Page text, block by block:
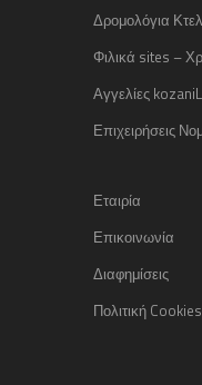
Δρομολόγια Κτελ
Φιλικά sites –
Αγγελίες
Επιχειρήσεις
Εταιρία
Επικοινωνία
Διαφημίσεις
Πολιτική